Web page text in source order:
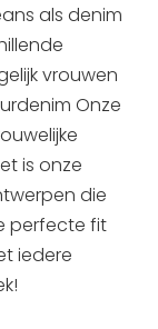
als denim
vrouwen
Onze
is onze
die
perfecte fit
iedere